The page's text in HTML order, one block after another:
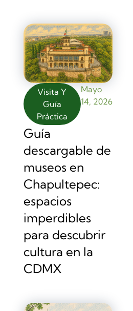
Visita Y
Guía
Práctica
Mayo
14, 2026
Guía
descargable de
museos en
Chapultepec:
espacios
imperdibles
para descubrir
cultura en la
CDMX